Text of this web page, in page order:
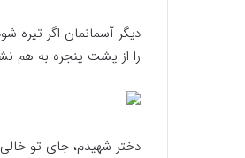
دیگر آسمانمان اگر تیره
را از پشت پنجره به هم
دختر شهیدم، جای تو خالی